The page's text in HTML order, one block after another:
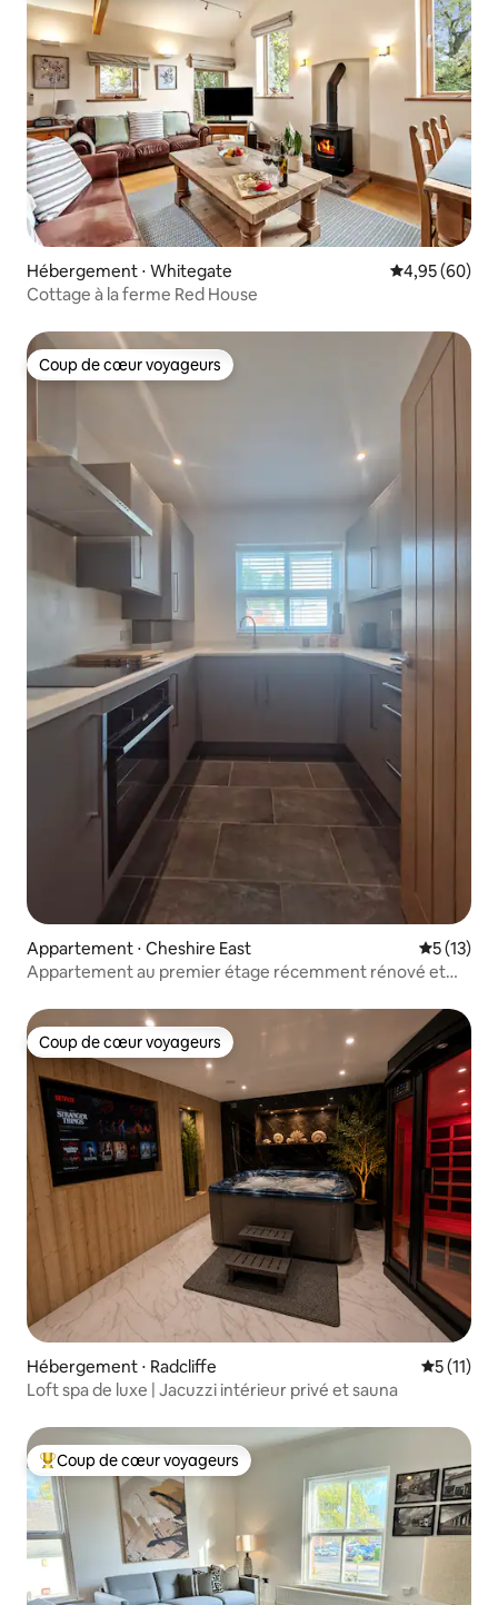
Hébergement ⋅ Whitegate Évaluation
4,95 (60)
Cottage à la ferme Red House
Coup de cœur voyageurs
Coup de cœur voyageurs
Appartement ⋅ Cheshire East
5 (13)
Appartement au premier étage récemment rénové et
Coup de cœur voyageurs
Coup de cœur voyageurs
Hébergement ⋅ Radcliffe
5 (11)
Loft spa de luxe | Jacuzzi intérieur privé et sauna
Coups de cœur voyageurs les plus appréciés
Coup de cœur voyageurs